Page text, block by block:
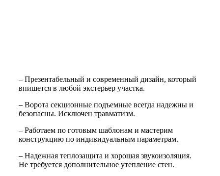
– Презентабельный и современный дизайн, который
впишется в любой экстерьер участка.
– Ворота секционные подъемные всегда надежны и
безопасны. Исключен травматизм.
– Работаем по готовым шаблонам и мастерим
конструкцию по индивидуальным параметрам.
– Надежная теплозащита и хорошая звукоизоляция.
Не требуется дополнительное утепление стен.